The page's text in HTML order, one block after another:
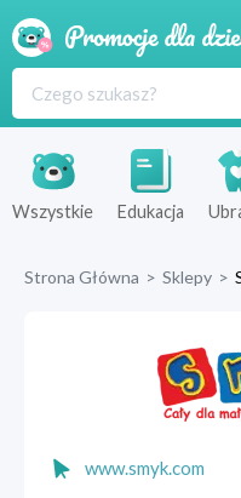
Wszystkie Edukacja
Strona Główna > Sklepy >
www.smyk.com